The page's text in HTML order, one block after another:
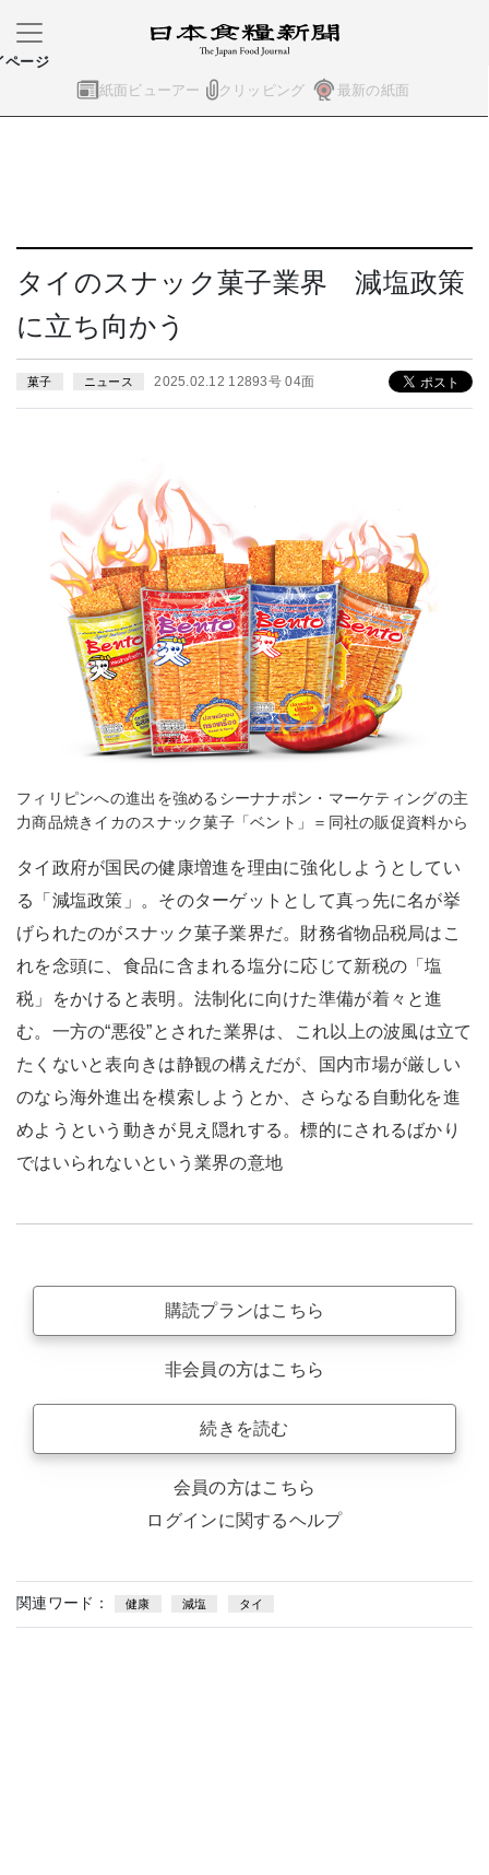
紙面ビューアー クリッピング 最新の紙面
ページ
タイのスナック菓子業界 減塩政策
に立ち向かう
菓子 ニュース 2025.02.12 12893号 04面
フィリピンへの進出を強めるシーナナポン・マーケティングの主
力商品焼きイカのスナック菓子「ベント」＝同社の販促資料から
タイ政府が国民の健康増進を理由に強化しようとしてい
る「減塩政策」。そのターゲットとして真っ先に名が挙
げられたのがスナック菓子業界だ。財務省物品税局はこ
れを念頭に、食品に含まれる塩分に応じて新税の「塩
税」をかけると表明。法制化に向けた準備が着々と進
む。一方の“悪役”とされた業界は、これ以上の波風は立て
たくないと表向きは静観の構えだが、国内市場が厳しい
のなら海外進出を模索しようとか、さらなる自動化を進
めようという動きが見え隠れする。標的にされるばかり
ではいられないという業界の意地
購読プランはこちら
非会員の方はこちら
続きを読む
会員の方はこちら
ログインに関するヘルプ
関連ワード： 健康 減塩 タイ